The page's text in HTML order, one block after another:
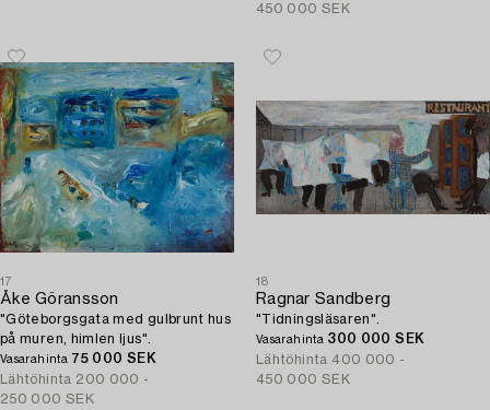
450 000 SEK
17
Åke Göransson
"Göteborgsgata med gulbrunt hus
på muren, himlen ljus".
Vasarahinta 75 000 SEK
Lähtöhinta 200 000 -
250 000 SEK
18
Ragnar Sandberg
"Tidningsläsaren".
Vasarahinta 300 000 SEK
Lähtöhinta 400 000 -
450 000 SEK